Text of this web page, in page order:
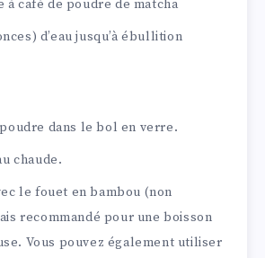
à café de poudre de matcha
d’eau jusqu’à ébullition
dans le bol en verre.
chaude.
le fouet en bambou (non
recommandé pour une boisson
Vous pouvez également utiliser